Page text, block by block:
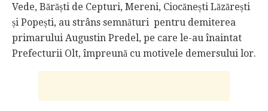
Vede, Bărăști de Cepturi, Mereni, Ciocănești Lăzărești
și Popești, au strâns semnături pentru demiterea
primarului Augustin Predel, pe care le-au înaintat
Prefecturii Olt, împreună cu motivele demersului lor.